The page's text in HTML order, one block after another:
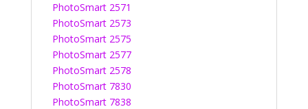
PhotoSmart 2571
PhotoSmart 2573
PhotoSmart 2575
PhotoSmart 2577
PhotoSmart 2578
PhotoSmart 7830
PhotoSmart 7838